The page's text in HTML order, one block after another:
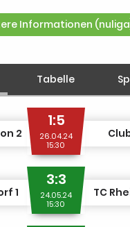
Informationen
Tabelle
2
1:5
26.04.24
15:30
1
3:3
24.05.24
15:30
TC